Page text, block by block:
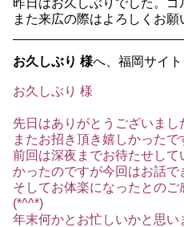
昨日はお久しぶりでした。ゴ
また来広の際はよろしくお願
お久しぶり 様へ、福岡サイ
お久しぶり 様
先日はありがとうございまし
またお招き頂き嬉しかったで
前回は深夜までお待たせし
かったのですが今回はお話
そしてお体楽になったとの
(*^^*)
年末何かとお忙しいかと思